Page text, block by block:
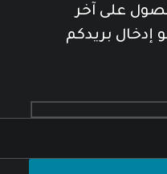
على آخر
إدخال بريدكم